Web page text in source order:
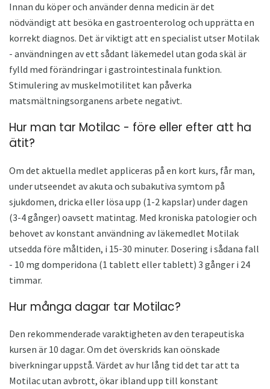
Innan du köper och använder denna medicin är det
nödvändigt att besöka en gastroenterolog och upprätta en
korrekt diagnos. Det är viktigt att en specialist utser Motilak
- användningen av ett sådant läkemedel utan goda skäl är
fylld med förändringar i gastrointestinala funktion.
Stimulering av muskelmotilitet kan påverka
matsmältningsorganens arbete negativt.
Hur man tar Motilac - före eller efter att ha
ätit?
Om det aktuella medlet appliceras på en kort kurs, får man,
under utseendet av akuta och subakutiva symtom på
sjukdomen, dricka eller lösa upp (1-2 kapslar) under dagen
(3-4 gånger) oavsett matintag. Med kroniska patologier och
behovet av konstant användning av läkemedlet Motilak
utsedda före måltiden, i 15-30 minuter. Dosering i sådana fall
- 10 mg domperidona (1 tablett eller tablett) 3 gånger i 24
timmar.
Hur många dagar tar Motilac?
Den rekommenderade varaktigheten av den terapeutiska
kursen är 10 dagar. Om det överskrids kan oönskade
biverkningar uppstå. Värdet av hur lång tid det tar att ta
Motilac utan avbrott, ökar ibland upp till konstant